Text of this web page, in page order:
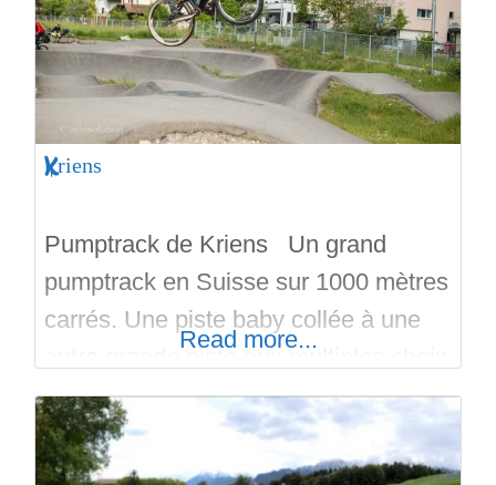
la piste comporte des virages
complets, des virages courts, des
bosses, des doubles bosses,
Kriens
Pumptrack de Kriens Un grand
pumptrack en Suisse sur 1000 mètres
carrés. Une piste baby collée à une
autre grande piste aux multiples choix
de parcours. Le pumptrack se situe
au sein d’un multiplexe sportif.
Gratuit, en extérieur et en asphalte, le
Read more...